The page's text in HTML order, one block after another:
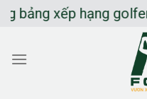
Chuyển
dung
xếp hạng golfer